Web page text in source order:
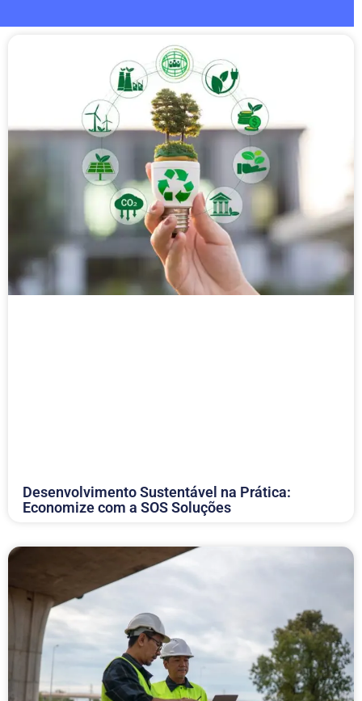
Desenvolvimento Sustentável na Prática:
Economize com a SOS Soluções